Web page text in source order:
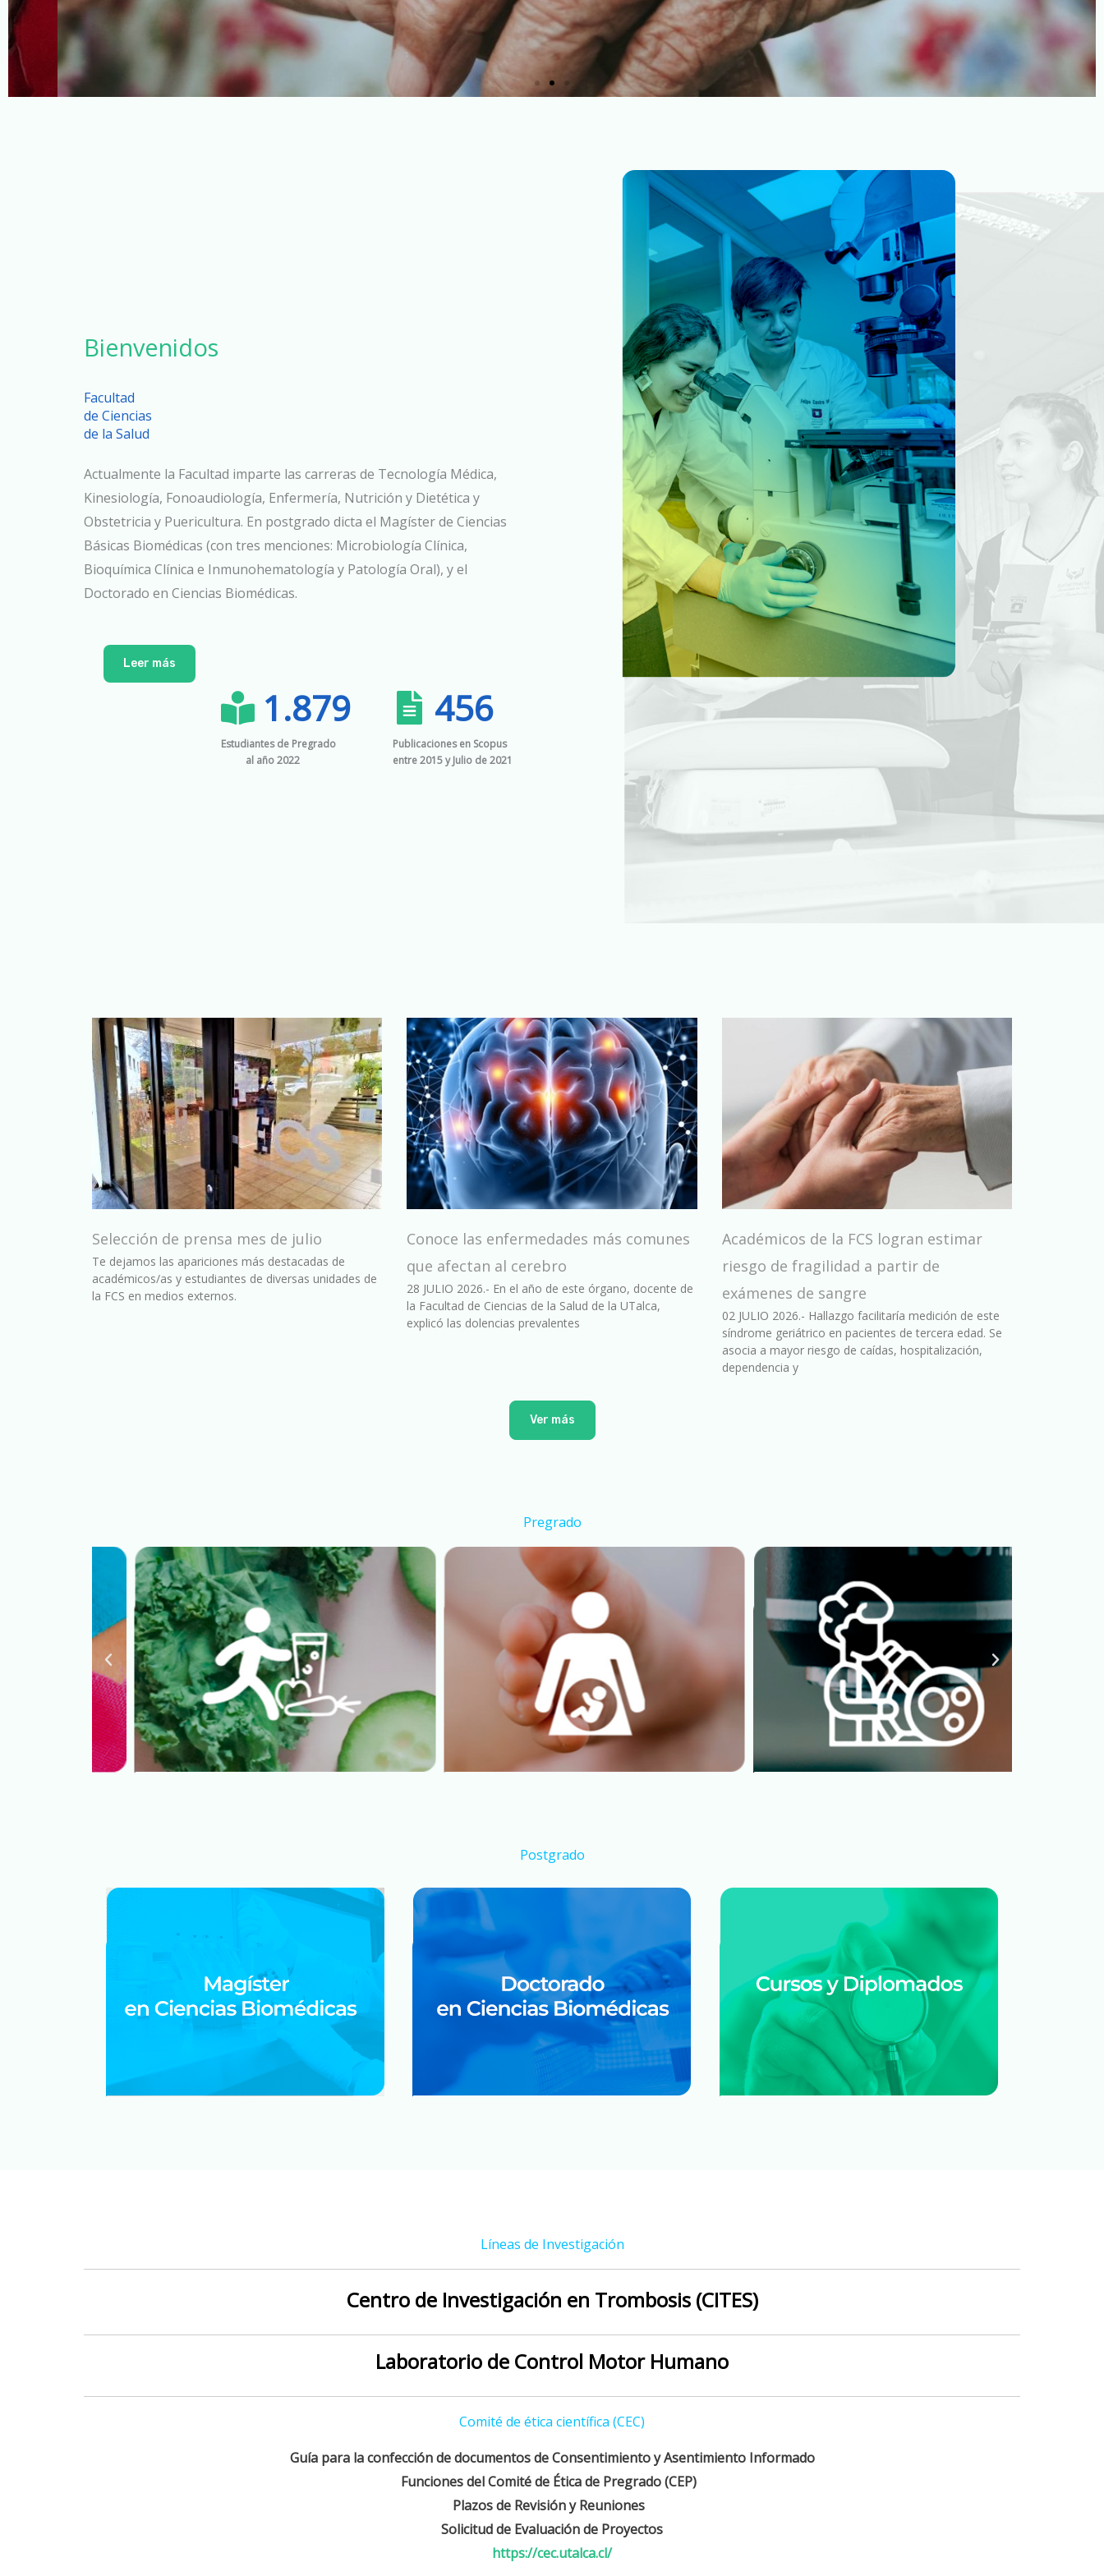
Bienvenidos
Facultad
de Ciencias
de la Salud
Actualmente la Facultad imparte las carreras de Tecnología Médica,
Kinesiología, Fonoaudiología, Enfermería, Nutrición y Dietética y
Obstetricia y Puericultura. En postgrado dicta el Magíster de Ciencias
Básicas Biomédicas (con tres menciones: Microbiología Clínica,
Bioquímica Clínica e Inmunohematología y Patología Oral), y el
Doctorado en Ciencias Biomédicas.
Leer más
1.879
Estudiantes de Pregrado
al año 2022
456
Publicaciones en Scopus
entre 2015 y Julio de 2021
Selección de prensa mes de julio
Te dejamos las apariciones más destacadas de
académicos/as y estudiantes de diversas unidades de
la FCS en medios externos.
Conoce las enfermedades más comunes
que afectan al cerebro
28 JULIO 2026.- En el año de este órgano, docente de
la Facultad de Ciencias de la Salud de la UTalca,
explicó las dolencias prevalentes
Académicos de la FCS logran estimar
riesgo de fragilidad a partir de
exámenes de sangre
02 JULIO 2026.- Hallazgo facilitaría medición de este
síndrome geriátrico en pacientes de tercera edad. Se
asocia a mayor riesgo de caídas, hospitalización,
dependencia y
Ver más
Pregrado
Postgrado
Líneas de Investigación
Centro de Investigación en Trombosis (CITES)
Laboratorio de Control Motor Humano
Comité de ética científica (CEC)
Guía para la confección de documentos de Consentimiento y Asentimiento Informado
Funciones del Comité de Ética de Pregrado (CEP)
Plazos de Revisión y Reuniones
Solicitud de Evaluación de Proyectos
https://cec.utalca.cl/